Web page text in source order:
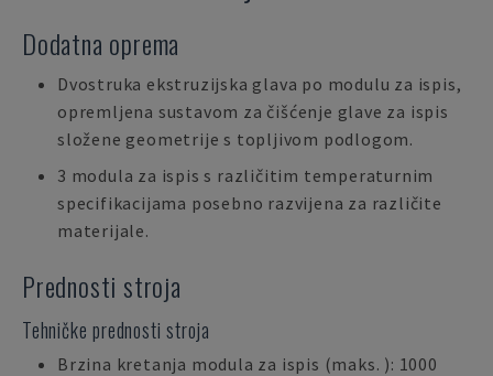
Dodatna oprema
Dvostruka ekstruzijska glava po modulu za ispis,
opremljena sustavom za čišćenje glave za ispis
složene geometrije s topljivom podlogom.
3 modula za ispis s različitim temperaturnim
specifikacijama posebno razvijena za različite
materijale.
Prednosti stroja
Tehničke prednosti stroja
Brzina kretanja modula za ispis (maks. ): 1000